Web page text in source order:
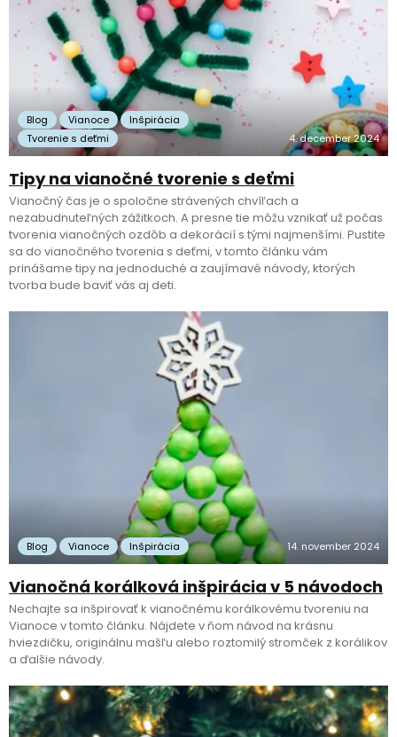
Blog Vianoce
Inšpirácia
Tvorenie s deťmi
4. december 2024
Tipy na vianočné tvorenie s deťmi
Vianočný čas je o spoločne strávených chvíľach a
nezabudnuteľných zážitkoch. A presne tie môžu vznikať už počas
tvorenia vianočných ozdôb a dekorácií s tými najmenšími. Pustite
sa do vianočného tvorenia s deťmi, v tomto článku vám
prinášame tipy na jednoduché a zaujímavé návody, ktorých
tvorba bude baviť vás aj deti.
Blog Vianoce Inšpirácia 14. november 2024
Vianočná korálková inšpirácia v 5 návodoch
Nechajte sa inšpirovať k vianočnému korálkovému tvoreniu na
Vianoce v tomto článku. Nájdete v ňom návod na krásnu
hviezdičku, originálnu mašľu alebo roztomilý stromček z korálikov
a ďalšie návody.